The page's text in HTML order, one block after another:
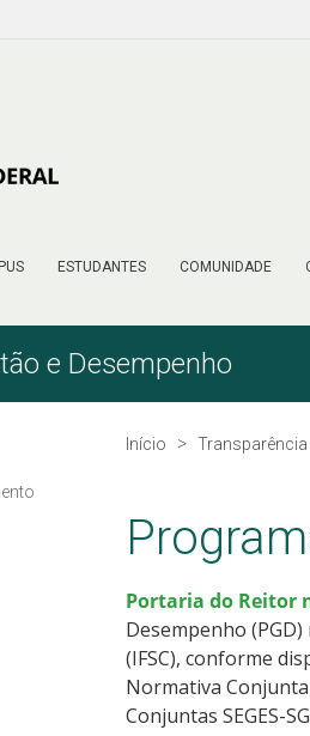
ESTUDANTES COMUNIDADE
e Desempenho
Início
Portaria do Reitor
Desempenho
(IFSC), conforme
Normativa Conjunta
Conjuntas SEGES-